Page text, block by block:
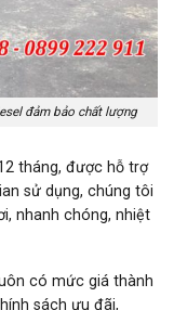
đảm bảo chất lượng
tháng, được hỗ trợ
sử dụng, chúng tôi
nhanh chóng, nhiệt
có mức giá thành
sách ưu đãi,